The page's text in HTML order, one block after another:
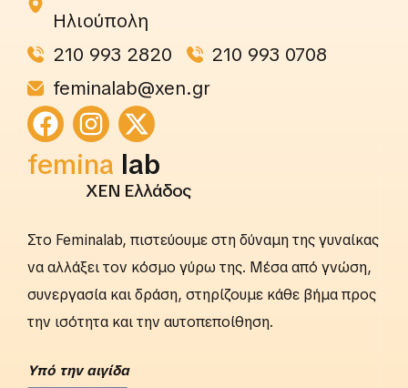
Ηλιούπολη
210 993 2820
210 993 0708
feminalab@xen.gr
femina lab
ΧΕΝ Ελλάδος
Στο Feminalab, πιστεύουμε στη δύναμη της γυναίκας
να αλλάξει τον κόσμο γύρω της. Μέσα από γνώση,
συνεργασία και δράση, στηρίζουμε κάθε βήμα προς
την ισότητα και την αυτοπεποίθηση.
Yπό την αιγίδα